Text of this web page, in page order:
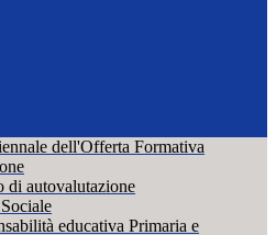
dell'Offerta Formativa
di autovalutazione
educativa Primaria e